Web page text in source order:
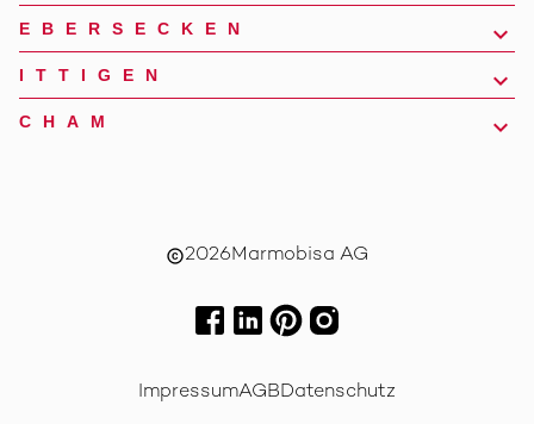
EBERSECKEN
ITTIGEN
CHAM
copyright2026Marmobisa AG
ImpressumAGBDatenschutz